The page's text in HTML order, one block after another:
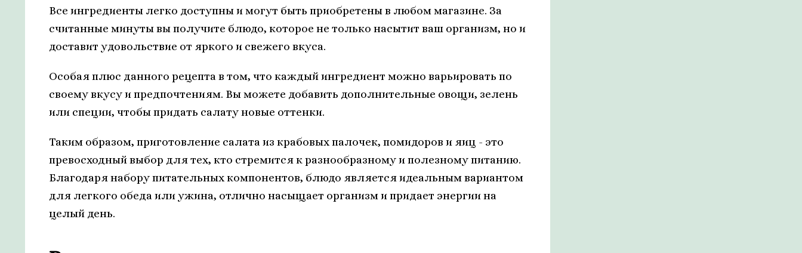
Все ингредиенты легко доступны и могут быть приобретены в любом магазине. За
считанные минуты вы получите блюдо, которое не только насытит ваш организм, но и
доставит удовольствие от яркого и свежего вкуса.
Особая плюс данного рецепта в том, что каждый ингредиент можно варьировать по
своему вкусу и предпочтениям. Вы можете добавить дополнительные овощи, зелень
или специи, чтобы придать салату новые оттенки.
Таким образом, приготовление салата из крабовых палочек, помидоров и яиц - это
превосходный выбор для тех, кто стремится к разнообразному и полезному питанию.
Благодаря набору питательных компонентов, блюдо является идеальным вариантом
для легкого обеда или ужина, отлично насыщает организм и придает энергии на
целый день.